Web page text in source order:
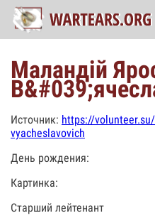
Маландій
Источник: https://
vyacheslavovich
День рождения:
Картинка:
Старший лейтенант